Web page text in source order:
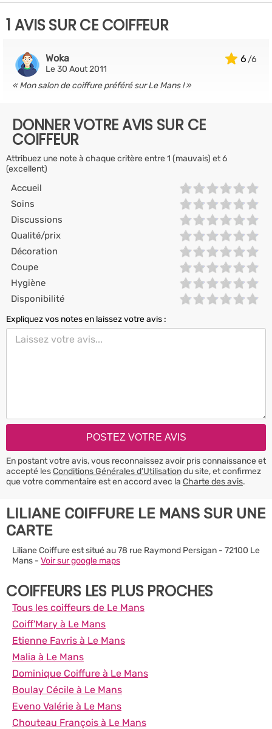
1 AVIS SUR CE COIFFEUR
6
Woka
Le 30 Aout 2011
Mon salon de coiffure préféré sur Le Mans !
DONNER VOTRE AVIS SUR CE
COIFFEUR
Attribuez une note à chaque critère entre 1 (mauvais) et 6
(excellent)
Accueil
Soins
Discussions
Qualité/prix
Décoration
Coupe
Hygiène
Disponibilité
Expliquez vos notes en laissez votre avis :
En postant votre avis, vous reconnaissez avoir pris connaissance et
accepté lesConditions Générales d’Utilisationdu site, et confirmez
que votre commentaire est en accord avec la Charte des avis.
LILIANE COIFFURE LE MANS SUR UNE
CARTE
Liliane Coiffure est situé au 78 rue Raymond Persigan - 72100 Le
Mans - Voir sur google maps
COIFFEURS LES PLUS PROCHES
Tous les coiffeurs de Le Mans
Coiff'Mary à Le Mans
Etienne Favris à Le Mans
Malia à Le Mans
Dominique Coiffure à Le Mans
Boulay Cécile à Le Mans
Eveno Valérie à Le Mans
Chouteau François à Le Mans